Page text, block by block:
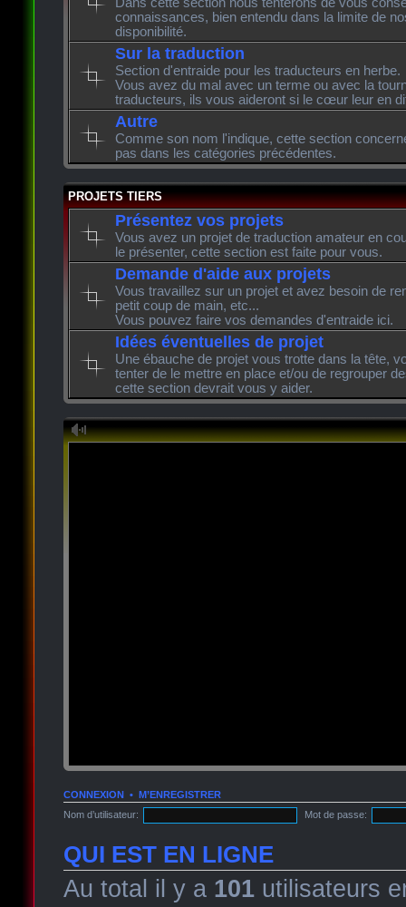
connaissances, bien entendu dans la limite de
disponibilité.
Sur la traduction
Section d'entraide pour les traducteurs en herbe.
Vous avez du mal avec un terme ou avec la
traducteurs, ils vous aideront si le cœur leur en
Autre
Comme son nom l'indique, cette section
pas dans les catégories précédentes.
PROJETS TIERS
Présentez vos projets
Vous avez un projet de traduction amateur en
le présenter, cette section est faite pour vous.
Demande d'aide aux projets
Vous travaillez sur un projet et avez besoin de
petit coup de main, etc...
Vous pouvez faire vos demandes d'entraide ici.
Idées éventuelles de projet
Une ébauche de projet vous trotte dans la tête,
tenter de le mettre en place et/ou de regrouper
cette section devrait vous y aider.
CONNEXION • M’ENREGISTRER
Nom d’utilisateur:
Mot de passe:
QUI EST EN LIGNE
Au total il y a 101 utilisateurs